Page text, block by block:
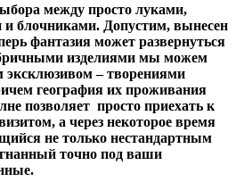
между просто луками,
блочниками. Допустим, вынесен
фантазия может развернуться
изделиями мы можем
эксклюзивом – творениями
география их проживания
позволяет просто приехать к
а через некоторое время
не только нестандартным
точно под ваши